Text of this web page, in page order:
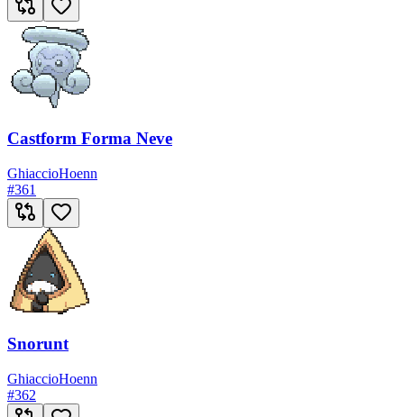
Castform Forma Neve
GhiaccioHoenn
#361
Snorunt
GhiaccioHoenn
#362